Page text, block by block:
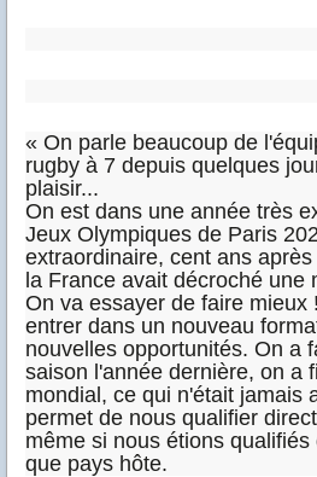
« On parle beaucoup de
rugby à 7 depuis quelques
plaisir...
On est dans une année très
Jeux Olympiques de Paris
extraordinaire, cent ans
la France avait décroché une
On va essayer de faire mieux !
entrer dans un nouveau
nouvelles opportunités. On a
saison l'année dernière, on a
mondial, ce qui n'était jamais
permet de nous qualifier
même si nous étions
que pays hôte.